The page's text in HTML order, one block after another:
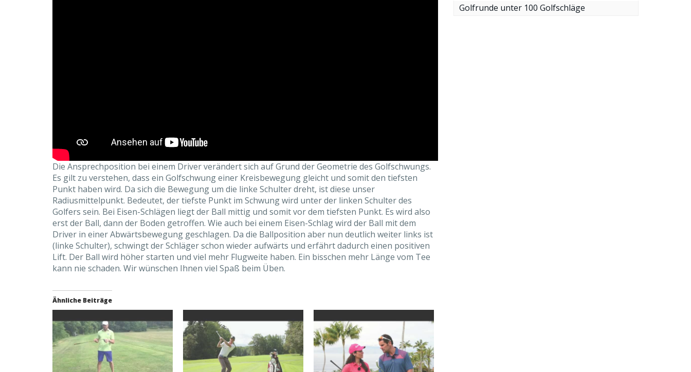
Die Ansprechposition bei einem Driver verändert sich auf Grund der Geometrie des Golfschwungs.
Es gilt zu verstehen, dass ein Golfschwung einer Kreisbewegung gleicht und somit den tiefsten
Punkt haben wird. Da sich die Bewegung um die linke Schulter dreht, ist diese unser
Radiusmittelpunkt. Bedeutet, der tiefste Punkt im Schwung wird unter der linken Schulter des
Golfers sein. Bei Eisen-Schlägen liegt der Ball mittig und somit vor dem tiefsten Punkt. Es wird also
erst der Ball, dann der Boden getroffen. Wie auch bei einem Eisen-Schlag wird der Ball mit dem
Driver in einer Abwärtsbewegung geschlagen. Da die Ballposition aber nun deutlich weiter links ist
(linke Schulter), schwingt der Schläger schon wieder aufwärts und erfährt dadurch einen positiven
Lift. Der Ball wird höher starten und viel mehr Flugweite haben. Ein bisschen mehr Länge vom Tee
kann nie schaden. Wir wünschen Ihnen viel Spaß beim Üben.
Ähnliche Beiträge
Golfrunde unter 100 Golfschläge